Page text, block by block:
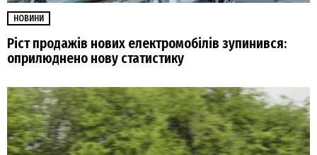
НОВИНИ
Ріст продажів нових електромобілів зупинився:
оприлюднено нову статистику